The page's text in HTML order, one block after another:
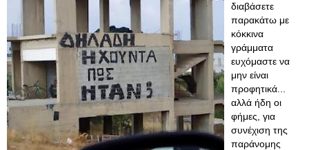
διαβάσετε
παρακάτω με
κόκκινα
γράμματα
ευχόμαστε να
μην είναι
προφητικά...
αλλά ήδη οι
φήμες, για
συνέχιση της
παράνομης